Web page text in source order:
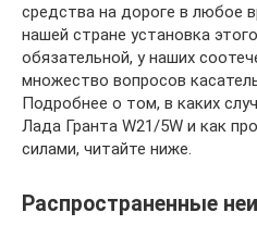
средства на дороге в любое
нашей стране установка
обязательной, у наших
множество вопросов
Подробнее о том, в каких
Лада Гранта W21/5W и как
силами, читайте ниже.
Распространенные